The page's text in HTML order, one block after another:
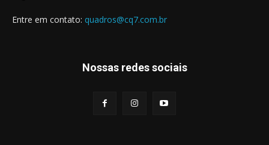
Entre em contato: quadros@cq7.com.br
Nossas redes sociais